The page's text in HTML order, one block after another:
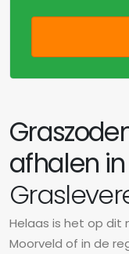
afhalen
Helaas is het op dit
Moorveld of in de